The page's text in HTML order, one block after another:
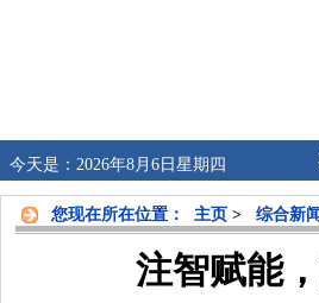
今天是：2026年8月6日星期四
您现在所在位置： 主页 > 综合新闻
注智赋能